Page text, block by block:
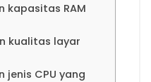
kapasitas RAM
kualitas layar
jenis CPU yang